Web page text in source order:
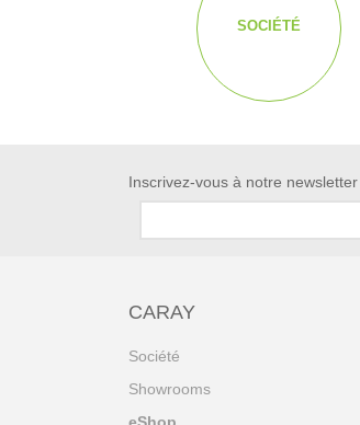
SOCIÉTÉ
Inscrivez-vous à notre newsletter
CARAY
Société
Showrooms